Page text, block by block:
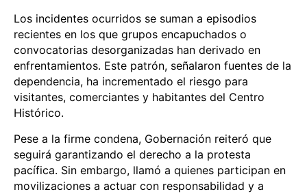
Los incidentes ocurridos se suman a episodios
recientes en los que grupos encapuchados o
convocatorias desorganizadas han derivado en
enfrentamientos. Este patrón, señalaron fuentes de la
dependencia, ha incrementado el riesgo para
visitantes, comerciantes y habitantes del Centro
Histórico.
Pese a la firme condena, Gobernación reiteró que
seguirá garantizando el derecho a la protesta
pacífica. Sin embargo, llamó a quienes participan en
movilizaciones a actuar con responsabilidad y a